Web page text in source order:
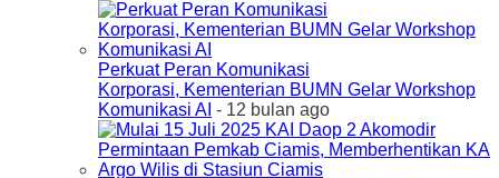
Perkuat Peran Komunikasi
Korporasi, Kementerian BUMN Gelar Workshop
Komunikasi AI - 12 bulan ago